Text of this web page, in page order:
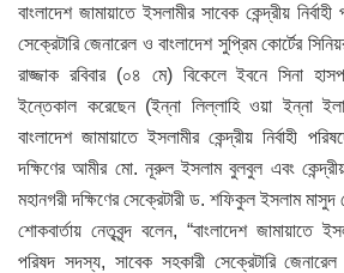
বাংলাদেশ জামায়াতে ইসলামীর সাবেক কেন্দ্রীয়
সেক্রেটারি জেনারেল ও বাংলাদেশ সুপ্রিম কোর্টের
রাজ্জাক রবিবার (০৪ মে) বিকেলে ইবনে সিনা
ইন্তেকাল করেছেন (ইন্না লিল্লাহি ওয়া ইন্না
বাংলাদেশ জামায়াতে ইসলামীর কেন্দ্রীয় নির্বাহী
দক্ষিণের আমীর মো. নূরুল ইসলাম বুলবুল এবং
মহানগরী দক্ষিণের সেক্রেটারী ড. শফিকুল ইসলাম মাসুদ
শোকবার্তায় নেতৃবৃন্দ বলেন, “বাংলাদেশ জামায়াতে
পরিষদ সদস্য, সাবেক সহকারী সেক্রেটারি